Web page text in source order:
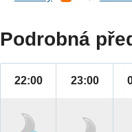
Podrobná
22:00 23:00